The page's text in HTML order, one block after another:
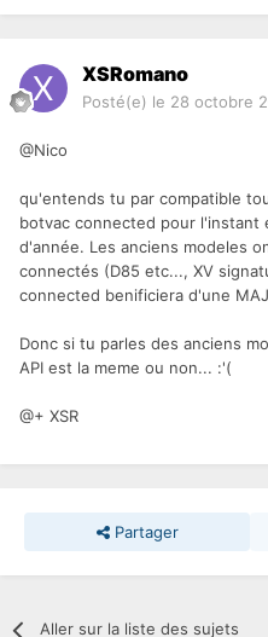
XSRomano
Posté(e) le 28 octobre
@Nico
qu'entends tu par compatible
botvac connected pour l'instant
d'année. Les anciens modeles
connectés (D85 etc..., XV
connected benificiera d'une
Donc si tu parles des anciens
API est la meme ou non... :'(
@+ XSR
Partager
Aller sur la liste des sujets